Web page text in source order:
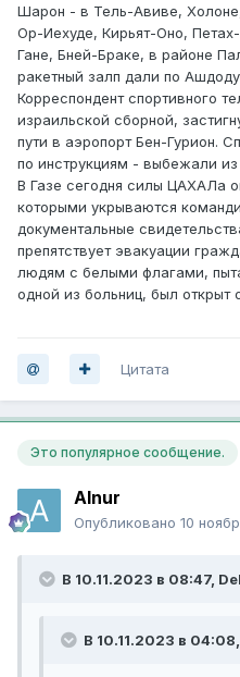
Шарон - в Тель-Авиве,
Ор-Иехуде, Кирьят-Оно,
Гане, Бней-Браке, в районе
ракетный залп дали по Ашдоду
Корреспондент спортивного
израильской сборной,
пути в аэропорт Бен-Гурион.
по инструкциям - выбежали
В Газе сегодня силы ЦАХАЛа
которыми укрываются
документальные
препятствует эвакуации
людям с белыми флагами,
одной из больниц, был открыт
Цитата
Это популярное сообщение.
Alnur
Опубликовано 10
В 10.11.2023 в 08:47,
В 10.11.2023 в 04:08,